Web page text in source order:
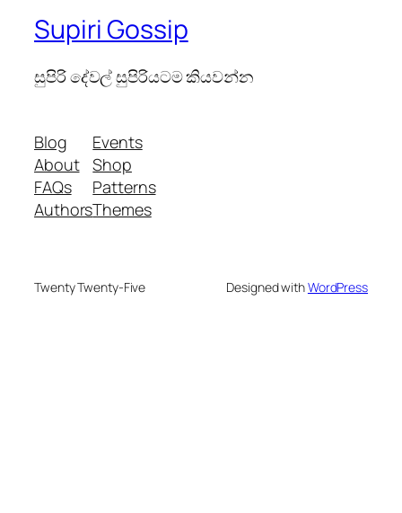
Supiri Gossip
සුපිරි දේවල් සුපිරියටම කියවන්න
Blog
About
FAQs
Authors
Events
Shop
Patterns
Themes
Twenty Twenty-Five Designed withWordPress